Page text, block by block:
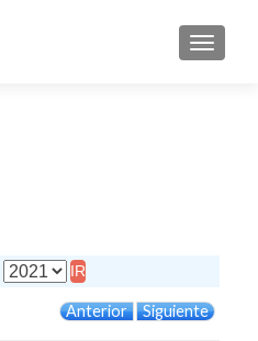
Anterior Siguiente